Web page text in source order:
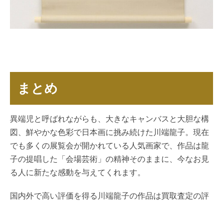
まとめ
異端児と呼ばれながらも、大きなキャンバスと大胆な構
図、鮮やかな色彩で日本画に挑み続けた川端龍子。現在
でも多くの展覧会が開かれている人気画家で、作品は龍
子の提唱した「会場芸術」の精神そのままに、今なお見
る人に新たな感動を与えてくれます。
国内外で高い評価を得る川端龍子の作品は買取査定の評